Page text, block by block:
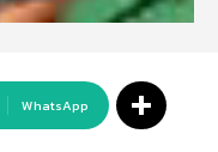
WhatsApp